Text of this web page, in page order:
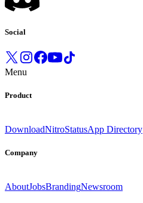
Social
Menu
Product
DownloadNitroStatusApp Directory
Company
AboutJobsBrandingNewsroom